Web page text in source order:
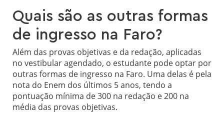
Quais são as outras formas
de ingresso na Faro?
Além das provas objetivas e da redação, aplicadas
no vestibular agendado, o estudante pode optar por
outras formas de ingresso na Faro. Uma delas é pela
nota do Enem dos últimos 5 anos, tendo a
pontuação mínima de 300 na redação e 200 na
média das provas objetivas.